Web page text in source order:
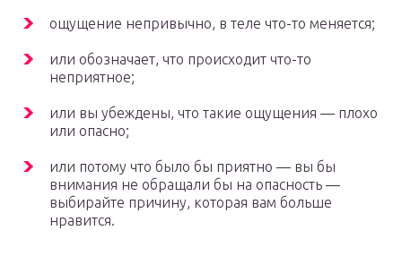
ощущение непривычно, в теле что-то меняется;
или обозначает, что происходит что-то
неприятное;
или вы убеждены, что такие ощущения — плохо
или опасно;
или потому что было бы приятно — вы бы
внимания не обращали бы на опасность —
выбирайте причину, которая вам больше
нравится.